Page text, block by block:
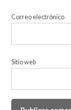
Correo electrónico
Sitio web